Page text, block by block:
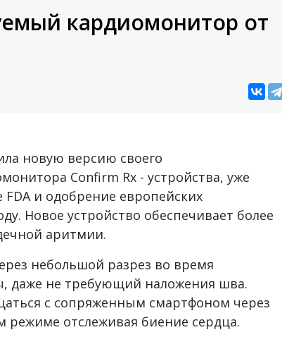
кардиомонитор от
новую версию своего
Confirm Rx - устройства, уже
и одобрение европейских
Новое устройство обеспечивает более
аритмии.
небольшой разрез во время
даже не требующий наложения шва.
с сопряженным смартфоном через
отслеживая биение сердца.